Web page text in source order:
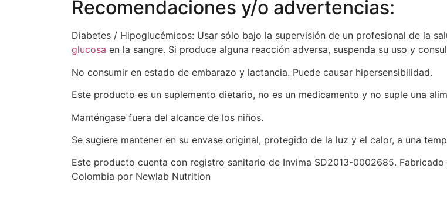
Recomendaciones y/o advertencias:
Diabetes / Hipoglucémicos: Usar sólo bajo la supervisión de un profesional de la
glucosa en la sangre. Si produce alguna reacción adversa, suspenda su uso y
No consumir en estado de embarazo y lactancia. Puede causar hipersensibilidad.
Este producto es un suplemento dietario, no es un medicamento y no suple una
Manténgase fuera del alcance de los niños.
Se sugiere mantener en su envase original, protegido de la luz y el calor, a una
Este producto cuenta con registro sanitario de Invima SD2013-0002685.
Colombia por Newlab Nutrition